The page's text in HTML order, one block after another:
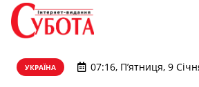
УКРАЇНА 07:16, П’ятниця, 9